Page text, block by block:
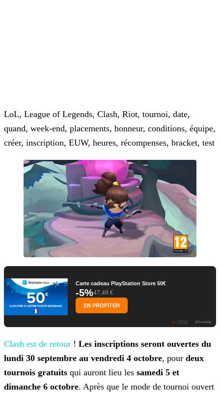
LoL, League of Legends, Clash, Riot, tournoi, date,
quand, week-end, placements, honneur, conditions, équipe,
créer, inscription, EUW, heures, récompenses, bracket, test
Carte cadeau PlayStation Store 50€
-5%47,49 €
EN PROFITER
Clash est de retour ! Les inscriptions seront ouvertes du
lundi 30 septembre au vendredi 4 octobre, pour deux
tournois gratuits qui auront lieu les samedi 5 et
dimanche 6 octobre. Après que le mode de tournoi ouvert